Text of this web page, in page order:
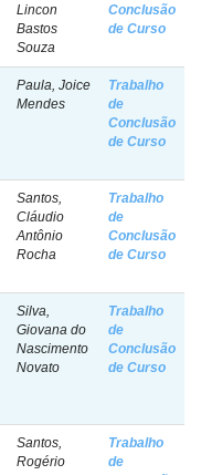
Lincon
Bastos
Souza
Conclusão
de Curso
Paula, Joice
Mendes
Trabalho
de
Conclusão
de Curso
Santos,
Cláudio
Antônio
Rocha
Trabalho
de
Conclusão
de Curso
Silva,
Giovana do
Nascimento
Novato
Trabalho
de
Conclusão
de Curso
Santos,
Rogério
Trabalho
de